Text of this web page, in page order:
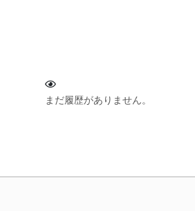
まだ履歴がありません。